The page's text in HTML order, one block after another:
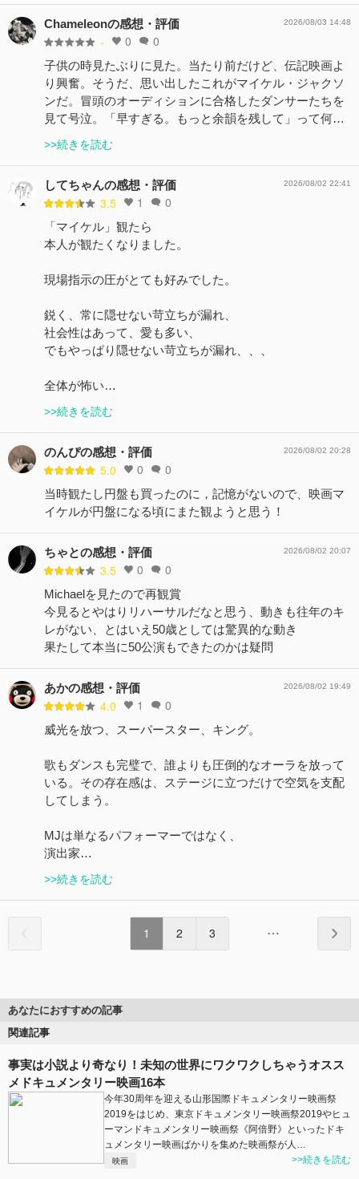
Chameleonの感想・評価
- 0 0
2026/08/03 14:48
子供の時見たぶりに見た。当たり前だけど、伝記映画よ
り興奮。そうだ、思い出したこれがマイケル・ジャクソ
ンだ。冒頭のオーディションに合格したダンサーたちを
見て号泣。「早すぎる。もっと余韻を残して」って何…
>>続きを読む
してちゃんの感想・評価
3.5 1 0
2026/08/02 22:41
「マイケル」観たら
本人が観たくなりました。
現場指示の圧がとても好みでした。
鋭く、常に隠せない苛立ちが漏れ、
社会性はあって、愛も多い、
でもやっぱり隠せない苛立ちが漏れ、、、
全体が怖い…
>>続きを読む
のんぴの感想・評価
5.0 0 0
2026/08/02 20:28
当時観たし円盤も買ったのに，記憶がないので、映画マ
イケルが円盤になる頃にまた観ようと思う！
ちゃとの感想・評価
3.5 0 0
2026/08/02 20:07
Michaelを見たので再観賞
今見るとやはりリハーサルだなと思う、動きも往年のキ
レがない、とはいえ50歳としては驚異的な動き
果たして本当に50公演もできたのかは疑問
あかの感想・評価
4.0 1 0
2026/08/02 19:49
威光を放つ、スーパースター、キング。
歌もダンスも完璧で、誰よりも圧倒的なオーラを放って
いる。その存在感は、ステージに立つだけで空気を支配
してしまう。
MJは単なるパフォーマーではなく、
演出家…
>>続きを読む
1 2 3
あなたにおすすめの記事
関連記事
事実は小説より奇なり！未知の世界にワクワクしちゃうオスス
メドキュメンタリー映画16本
今年30周年を迎える山形国際ドキュメンタリー映画祭
2019をはじめ、東京ドキュメンタリー映画祭2019やヒュ
ーマンドキュメンタリー映画祭《阿倍野》といったドキ
ュメンタリー映画ばかりを集めた映画祭が人…
映画 >>続きを読む